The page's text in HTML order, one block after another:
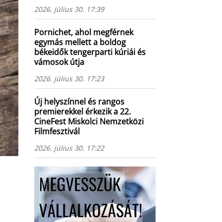
2026. július 30. 17:39
Pornichet, ahol megférnek
egymás mellett a boldog
békeidők tengerparti kúriái és
vámosok útja
2026. július 30. 17:23
Új helyszínnel és rangos
premierekkel érkezik a 22.
CineFest Miskolci Nemzetközi
Filmfesztivál
2026. július 30. 17:22